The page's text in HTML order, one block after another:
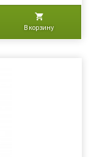
В корзину